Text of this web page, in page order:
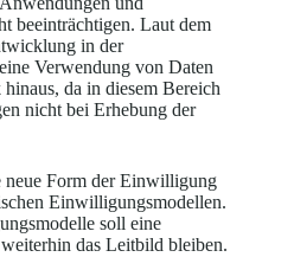
beeinträchtigen. Laut dem
in der
Verwendung von Daten
da in diesem Bereich
nicht bei Erhebung der
neue Form der Einwilligung
Einwilligungsmodellen.
soll eine
das Leitbild bleiben.